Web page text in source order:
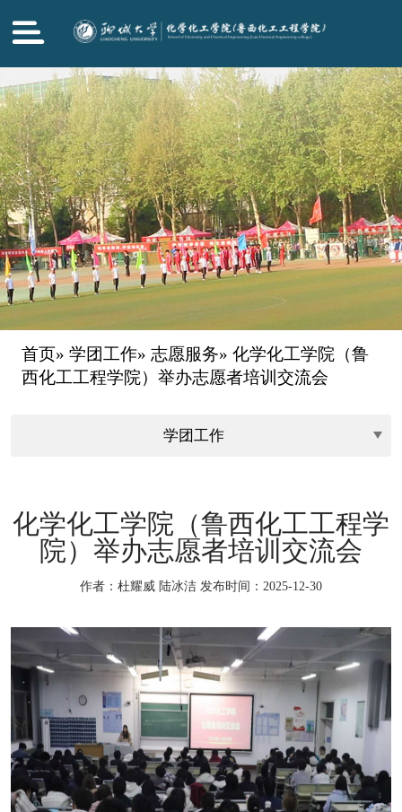
首页» 学团工作» 志愿服务» 化学化工学院（鲁
西化工工程学院）举办志愿者培训交流会
化学化工学院（鲁西化工工程学
院）举办志愿者培训交流会
作者：杜耀威 陆冰洁 发布时间：2025-12-30